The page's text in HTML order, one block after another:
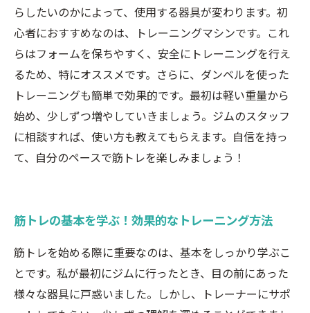
らしたいのかによって、使用する器具が変わります。初
心者におすすめなのは、トレーニングマシンです。これ
らはフォームを保ちやすく、安全にトレーニングを行え
るため、特にオススメです。さらに、ダンベルを使った
トレーニングも簡単で効果的です。最初は軽い重量から
始め、少しずつ増やしていきましょう。ジムのスタッフ
に相談すれば、使い方も教えてもらえます。自信を持っ
て、自分のペースで筋トレを楽しみましょう！
筋トレの基本を学ぶ！効果的なトレーニング方法
筋トレを始める際に重要なのは、基本をしっかり学ぶこ
とです。私が最初にジムに行ったとき、目の前にあった
様々な器具に戸惑いました。しかし、トレーナーにサポ